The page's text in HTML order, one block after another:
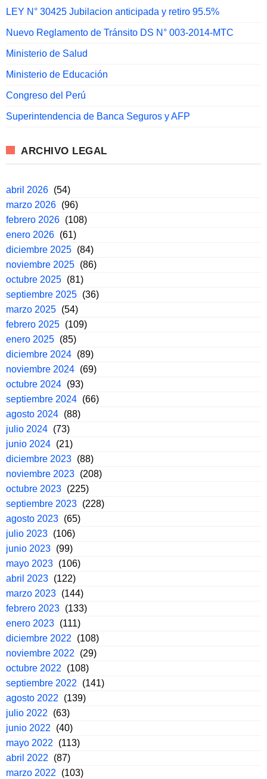
LEY N° 30425 Jubilacion anticipada y retiro 95.5%
Nuevo Reglamento de Tránsito DS N° 003-2014-MTC
Ministerio de Salud
Ministerio de Educación
Congreso del Perú
Superintendencia de Banca Seguros y AFP
ARCHIVO LEGAL
abril 2026 (54)
marzo 2026 (96)
febrero 2026 (108)
enero 2026 (61)
diciembre 2025 (84)
noviembre 2025 (86)
octubre 2025 (81)
septiembre 2025 (36)
marzo 2025 (54)
febrero 2025 (109)
enero 2025 (85)
diciembre 2024 (89)
noviembre 2024 (69)
octubre 2024 (93)
septiembre 2024 (66)
agosto 2024 (88)
julio 2024 (73)
junio 2024 (21)
diciembre 2023 (88)
noviembre 2023 (208)
octubre 2023 (225)
septiembre 2023 (228)
agosto 2023 (65)
julio 2023 (106)
junio 2023 (99)
mayo 2023 (106)
abril 2023 (122)
marzo 2023 (144)
febrero 2023 (133)
enero 2023 (111)
diciembre 2022
(108)
noviembre 2022
(29)
octubre 2022
(108)
septiembre 2022
(141)
agosto 2022
(139)
julio 2022
(63)
junio 2022
(40)
mayo 2022
(113)
abril 2022
(87)
marzo 2022
(103)